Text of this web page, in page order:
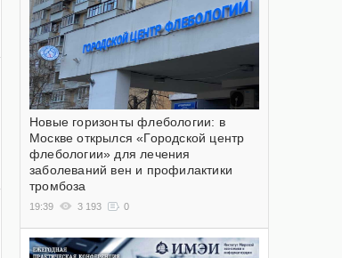
Новые горизонты флебологии: в
Москве открылся «Городской центр
флебологии» для лечения
заболеваний вен и профилактики
тромбоза
19:39 3 193 0